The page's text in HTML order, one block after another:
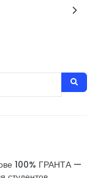
100% ГРАНТА —